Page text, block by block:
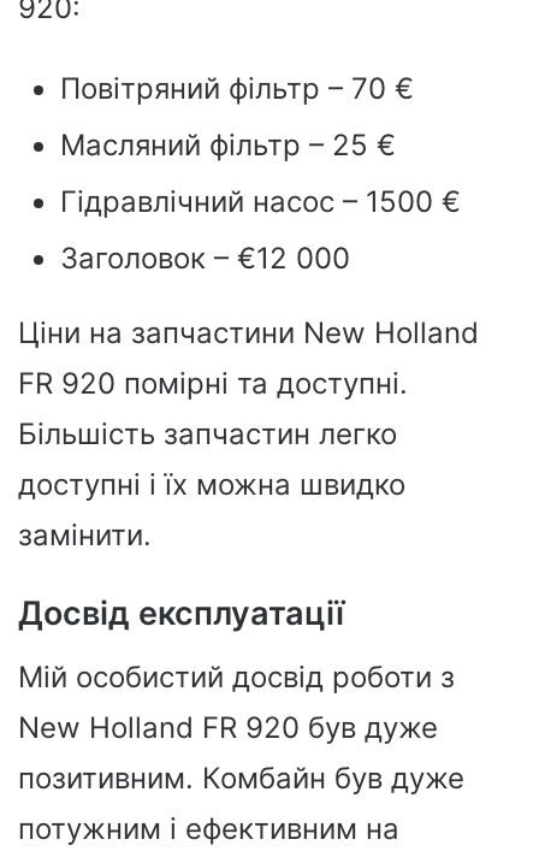
920:
Повітряний фільтр – 70 €
Масляний фільтр – 25 €
Гідравлічний насос – 1500 €
Заголовок – €12 000
Ціни на запчастини New Holland
FR 920 помірні та доступні.
Більшість запчастин легко
доступні і їх можна швидко
замінити.
Досвід експлуатації
Мій особистий досвід роботи з
New Holland FR 920 був дуже
позитивним. Комбайн був дуже
потужним і ефективним на